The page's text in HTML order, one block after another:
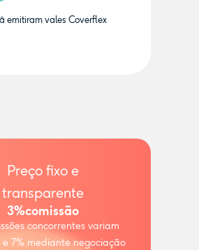
emitiram vales Coverflex
Preço fixo e
transparente
3%comissão
concorrentes variam
e 7% mediante negociação